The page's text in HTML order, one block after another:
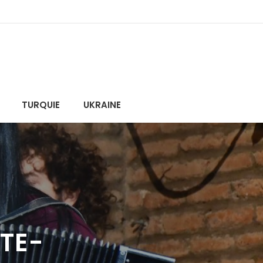
TURQUIE UKRAINE